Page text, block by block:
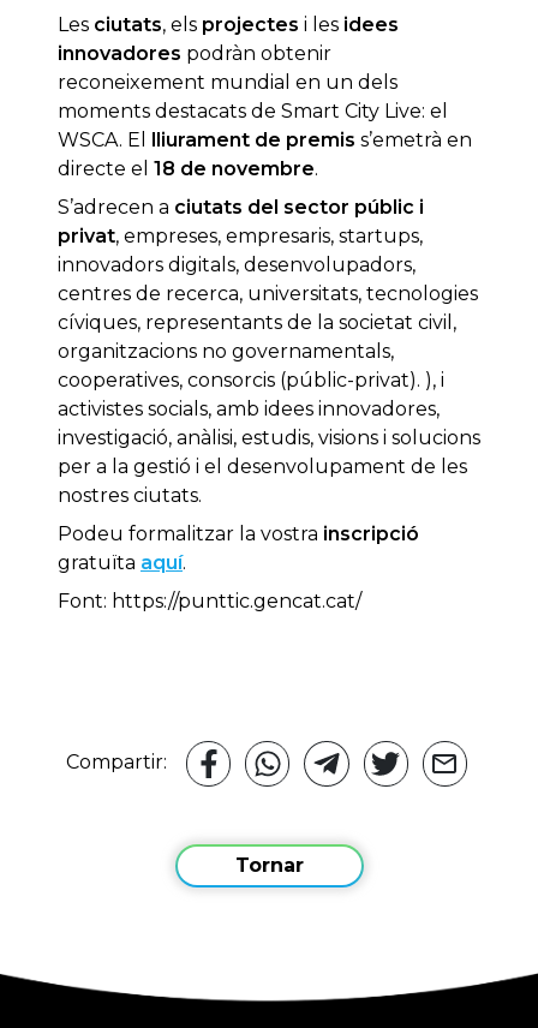
Les ciutats, els projectes i les idees
innovadores podràn obtenir
reconeixement mundial en un dels
moments destacats de Smart City Live: el
WSCA. El lliurament de premis s’emetrà en
directe el 18 de novembre.
S’adrecen a ciutats del sector públic i
privat, empreses, empresaris, startups,
innovadors digitals, desenvolupadors,
centres de recerca, universitats, tecnologies
cíviques, representants de la societat civil,
organitzacions no governamentals,
cooperatives, consorcis (públic-privat). ), i
activistes socials, amb idees innovadores,
investigació, anàlisi, estudis, visions i solucions
per a la gestió i el desenvolupament de les
nostres ciutats.
Podeu formalitzar la vostra inscripció
gratuïta aquí.
Font: https://punttic.gencat.cat/
Compartir:
Tornar